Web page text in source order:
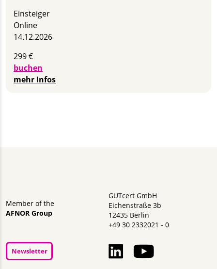
Einsteiger
Online
14.12.2026
299 €
buchen
mehr Infos
Member of the
AFNOR Group
GUTcert GmbH
Eichenstraße 3b
12435 Berlin
+49 30 2332021 - 0
Newsletter